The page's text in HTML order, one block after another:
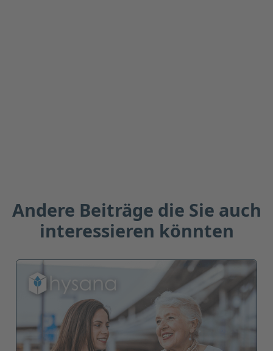
Andere Beiträge die Sie auch
interessieren könnten